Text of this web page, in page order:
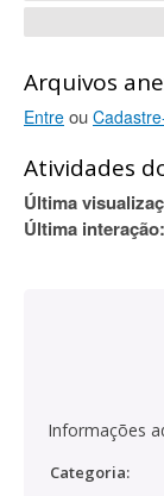
Arquivos
Entre ou
Atividades
Última
Última interação:
Informações
Categoria: